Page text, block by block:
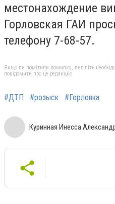
местонахождение
Горловская ГАИ
телефону 7-68-57.
Якщо ви помітили помилку, виділіть
повідомити про це редакцію
#ДТП #розыск #Горловка
Куринная Инесса